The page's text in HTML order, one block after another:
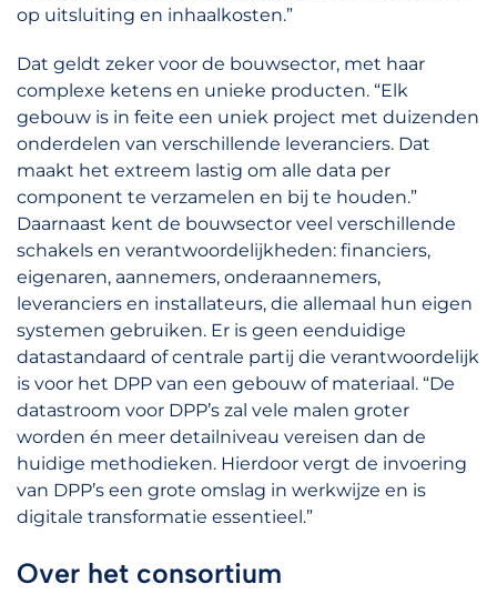
op uitsluiting en inhaalkosten.”
Dat geldt zeker voor de bouwsector, met haar
complexe ketens en unieke producten. “Elk
gebouw is in feite een uniek project met duizenden
onderdelen van verschillende leveranciers. Dat
maakt het extreem lastig om alle data per
component te verzamelen en bij te houden.”
Daarnaast kent de bouwsector veel verschillende
schakels en verantwoordelijkheden: financiers,
eigenaren, aannemers, onderaannemers,
leveranciers en installateurs, die allemaal hun eigen
systemen gebruiken. Er is geen eenduidige
datastandaard of centrale partij die verantwoordelijk
is voor het DPP van een gebouw of materiaal. “De
datastroom voor DPP’s zal vele malen groter
worden én meer detailniveau vereisen dan de
huidige methodieken. Hierdoor vergt de invoering
van DPP’s een grote omslag in werkwijze en is
digitale transformatie essentieel.”
Over het consortium